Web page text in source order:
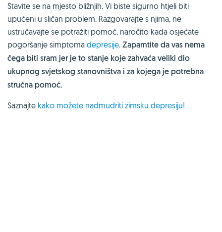
Stavite se na mjesto bližnjih. Vi biste sigurno htjeli biti
upućeni u sličan problem. Razgovarajte s njima, ne
ustručavajte se potražiti pomoć, naročito kada osjećate
pogoršanje simptoma depresije. Zapamtite da vas nema
čega biti sram jer je to stanje koje zahvaća veliki dio
ukupnog svjetskog stanovništva i za kojega je potrebna
stručna pomoć.
Saznajte kako možete nadmudriti zimsku depresiju!